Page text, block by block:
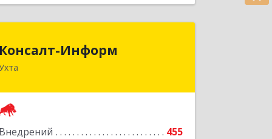
Консалт-Информ
Внедрений
455
Консалт-Информ
Коми Респ, Ухта г, Строителей